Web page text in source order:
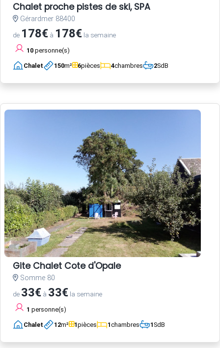
Chalet proche pistes de ski, SPA
Gérardmer 88400
de 178€ à 178€ la semaine
10 personne(s)
Chalet 150m² 6pièces 4chambres 2SdB
Gite Chalet Cote d'Opale
Somme 80
de 33€ à 33€ la semaine
1 personne(s)
Chalet 12m² 1pièces 1chambres 1SdB